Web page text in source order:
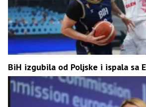
BiH izgubila od Poljske i ispala sa